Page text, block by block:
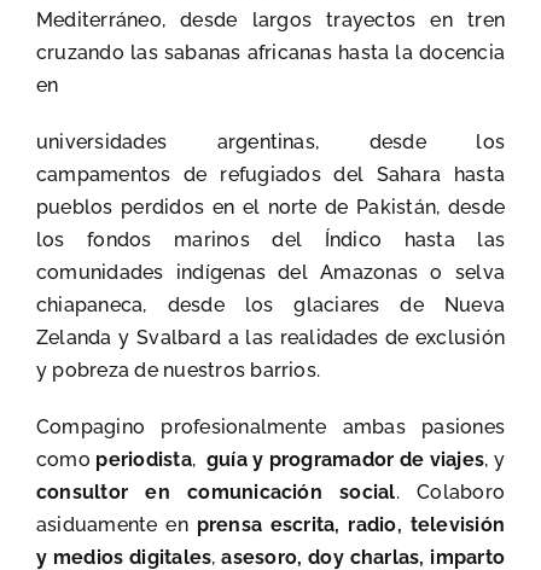
Mediterráneo, desde largos trayectos en tren
cruzando las sabanas africanas hasta la docencia
en
universidades argentinas, desde los
campamentos de refugiados del Sahara hasta
pueblos perdidos en el norte de Pakistán, desde
los fondos marinos del Índico hasta las
comunidades indígenas del Amazonas o selva
chiapaneca, desde los glaciares de Nueva
Zelanda y Svalbard a las realidades de exclusión
y pobreza de nuestros barrios.
Compagino profesionalmente ambas pasiones
como periodista, guía y programador de viajes, y
consultor en comunicación social. Colaboro
asiduamente en prensa escrita, radio, televisión
y medios digitales,asesoro, doy charlas, imparto